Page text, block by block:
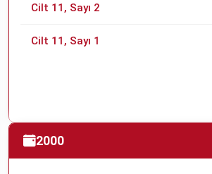
Cilt 11, Sayı 2
Cilt 11, Sayı 1
2000